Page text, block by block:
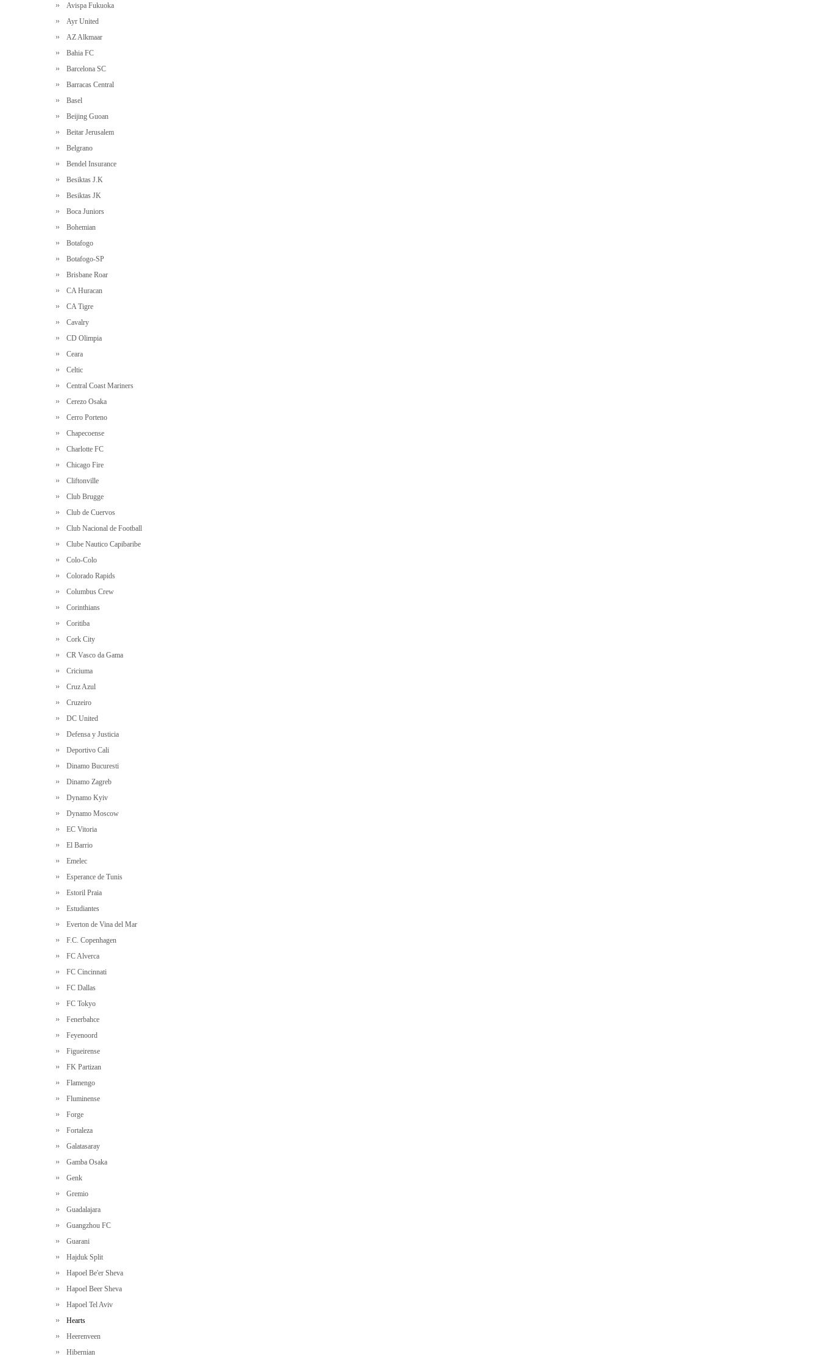
Avispa Fukuoka
Ayr United
AZ Alkmaar
Bahia FC
Barcelona SC
Barracas Central
Basel
Beijing Guoan
Beitar Jerusalem
Belgrano
Bendel Insurance
Besiktas J.K
Besiktas JK
Boca Juniors
Bohemian
Botafogo
Botafogo-SP
Brisbane Roar
CA Huracan
CA Tigre
Cavalry
CD Olimpia
Ceara
Celtic
Central Coast Mariners
Cerezo Osaka
Cerro Porteno
Chapecoense
Charlotte FC
Chicago Fire
Cliftonville
Club Brugge
Club de Cuervos
Club Nacional de Football
Clube Nautico Capibaribe
Colo-Colo
Colorado Rapids
Columbus Crew
Corinthians
Coritiba
Cork City
CR Vasco da Gama
Criciuma
Cruz Azul
Cruzeiro
DC United
Defensa y Justicia
Deportivo Cali
Dinamo Bucuresti
Dinamo Zagreb
Dynamo Kyiv
Dynamo Moscow
EC Vitoria
El Barrio
Emelec
Esperance de Tunis
Estoril Praia
Estudiantes
Everton de Vina del Mar
F.C. Copenhagen
FC Alverca
FC Cincinnati
FC Dallas
FC Tokyo
Fenerbahce
Feyenoord
Figueirense
FK Partizan
Flamengo
Fluminense
Forge
Fortaleza
Galatasaray
Gamba Osaka
Genk
Gremio
Guadalajara
Guangzhou FC
Guarani
Hajduk Split
Hapoel Be'er Sheva
Hapoel Beer Sheva
Hapoel Tel Aviv
Hearts
Heerenveen
Hibernian